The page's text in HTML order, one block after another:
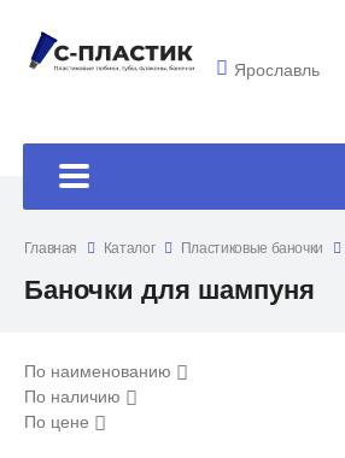
Ярославль
Главная Каталог Пластиковые баночки
Баночки для шампуня
По наименованию
По наличию
По цене